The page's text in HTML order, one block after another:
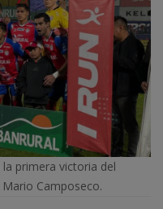
primera victoria del
Camposeco.